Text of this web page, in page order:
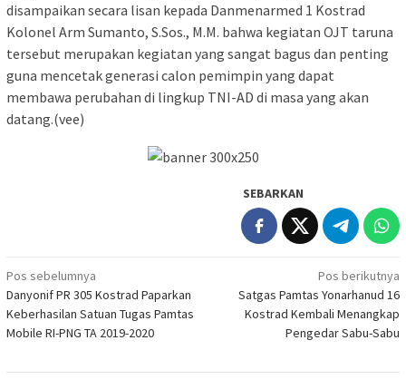
disampaikan secara lisan kepada Danmenarmed 1 Kostrad
Kolonel Arm Sumanto, S.Sos., M.M. bahwa kegiatan OJT taruna
tersebut merupakan kegiatan yang sangat bagus dan penting
guna mencetak generasi calon pemimpin yang dapat
membawa perubahan di lingkup TNI-AD di masa yang akan
datang.(vee)
SEBARKAN
Navigasi
pos
Pos sebelumnya
Danyonif PR 305 Kostrad Paparkan
Keberhasilan Satuan Tugas Pamtas
Mobile RI-PNG TA 2019-2020
Pos berikutnya
Satgas Pamtas Yonarhanud 16
Kostrad Kembali Menangkap
Pengedar Sabu-Sabu